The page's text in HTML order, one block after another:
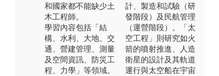
和國家都不能缺少土
木工程師。
學習內容包括「結
構、水利、大地、交
通、營建管理、測量
及空間資訊、防災工
程、力學」等領域。
計、製造和試驗（研
發階段）及民航管理
（運營階段）。「太
空工程」則研究如火
箭的噴射推進、人造
衛星的設計及其軌道
運行與太空船在宇宙